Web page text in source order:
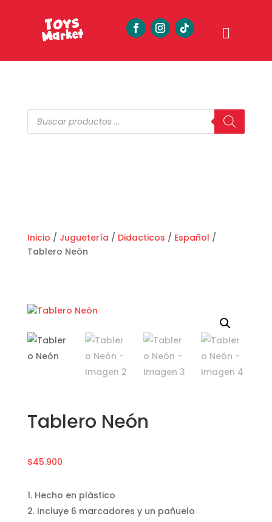
Búsqueda
de
productos
Inicio / Juguetería / Didacticos / Español /
Tablero Neón
Tablero Neón
$45.900
Hecho en plástico
Incluye 6 marcadores y un pañuelo